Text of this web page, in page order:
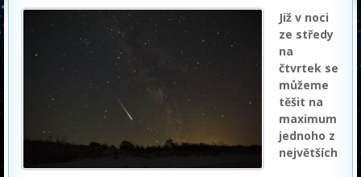
Již v noci
ze středy
na
čtvrtek se
můžeme
těšit na
maximum
jednoho z
největších